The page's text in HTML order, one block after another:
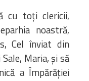
cu toți clericii,
noastră,
Cel înviat din
Maria, și să
a Împărăției